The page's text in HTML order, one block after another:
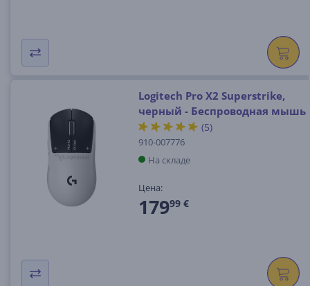
Logitech Pro X2 Superstrike,
черный - Беспроводная мышь
(5)
910-007776
На складе
Цена:
17999 €